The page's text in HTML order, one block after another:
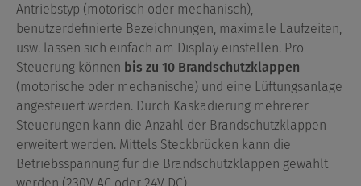
Antriebstyp (motorisch oder mechanisch),
benutzerdefinierte Bezeichnungen, maximale Laufzeiten,
usw. lassen sich einfach am Display einstellen. Pro
Steuerung können bis zu 10 Brandschutzklappen
(motorische oder mechanische) und eine Lüftungsanlage
angesteuert werden. Durch Kaskadierung mehrerer
Steuerungen kann die Anzahl der Brandschutzklappen
erweitert werden. Mittels Steckbrücken kann die
Betriebsspannung für die Brandschutzklappen gewählt